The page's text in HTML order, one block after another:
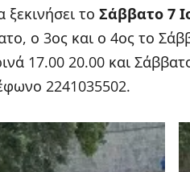
ξεκινήσει το Σάββατο 7
ο 3ος και ο 4ος το
17.00 20.00 και
2241035502.